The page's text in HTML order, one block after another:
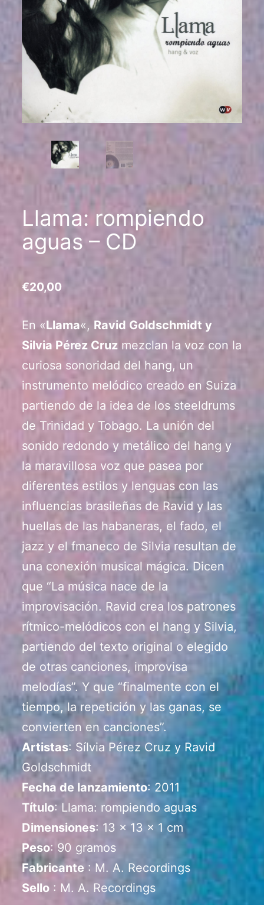
Llama: rompiendo
aguas – CD
€20,00
En «Llama«, Ravid Goldschmidt y
Silvia Pérez Cruz mezclan la voz con la
curiosa sonoridad del hang, un
instrumento melódico creado en Suiza
partiendo de la idea de los steeldrums
de Trinidad y Tobago. La unión del
sonido redondo y metálico del hang y
la maravillosa voz que pasea por
diferentes estilos y lenguas con las
influencias brasileñas de Ravid y las
huellas de las habaneras, el fado, el
jazz y el fmaneco de Silvia resultan de
una conexión musical mágica. Dicen
que “La música nace de la
improvisación. Ravid crea los patrones
rítmico-melódicos con el hang y Silvia,
partiendo del texto original o elegido
de otras canciones, improvisa
melodías”. Y que “finalmente con el
tiempo, la repetición y las ganas, se
convierten en canciones”.
Artistas: Sílvia Pérez Cruz y Ravid
Goldschmidt
Fecha de lanzamiento: 2011
Título: Llama: rompiendo aguas
Dimensiones: 13 x 13 x 1 cm
Peso: 90 gramos
Fabricante : M. A. Recordings
Sello : M. A. Recordings